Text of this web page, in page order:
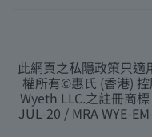
此網頁之私隱政策只
權所有©惠氏 (香港)
Wyeth LLC.之註冊商
JUL-20 / MRA WYE-